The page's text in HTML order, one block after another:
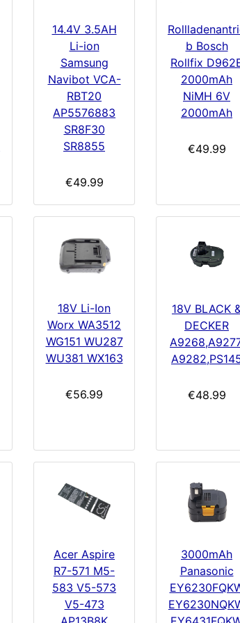
14.4V 3.5AH
Li-ion
Samsung
Navibot VCA-
RBT20
AP5576883
SR8F30
SR8855
€49.99
b Bosch
Rollfix
2000mAh
NiMH 6V
2000mAh
€49.99
18V Li-Ion
Worx WA3512
WG151 WU287
WU381 WX163
€56.99
18V BLACK
DECKER
€48.99
Acer Aspire
R7-571 M5-
583 V5-573
V5-473
3000mAh
Panasonic